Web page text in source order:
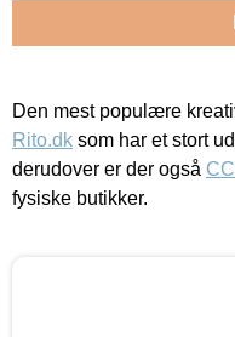
Den mest populære
Rito.dk som har et stort
derudover er der også
fysiske butikker.